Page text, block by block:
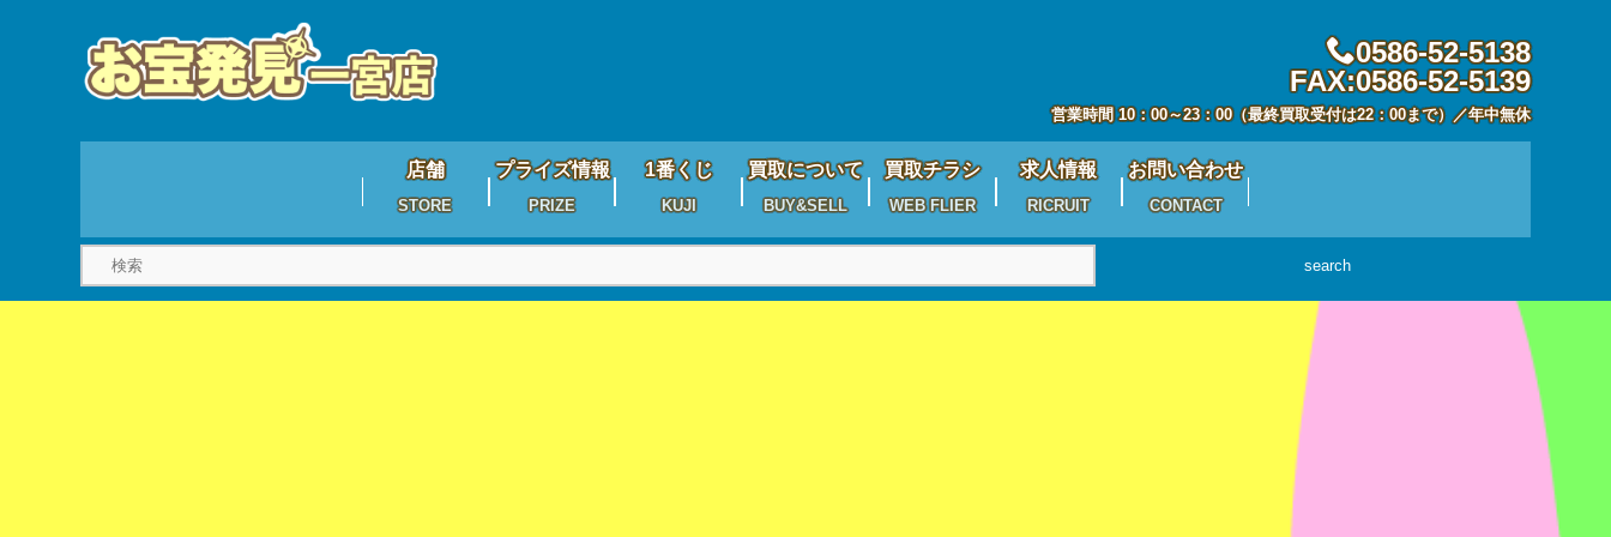
0586-52-5138
FAX:0586-52-5139
営業時間 10：00～23：00（最終買取受付は22：00まで）／年中無休
店舗
STORE
プライズ情報
PRIZE
1番くじ
KUJI
買取について
BUY&SELL
買取チラシ
WEB FLIER
求人情報
RICRUIT
お問い合わせ
CONTACT
search